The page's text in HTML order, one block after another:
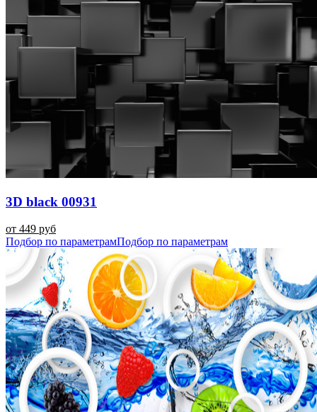
3D black 00931
от 449 руб
Подбор по параметрамПодбор по параметрам